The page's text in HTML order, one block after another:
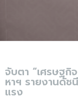
จับตา “เศรษฐกิ
หาฯ รายงานดัช
แรง